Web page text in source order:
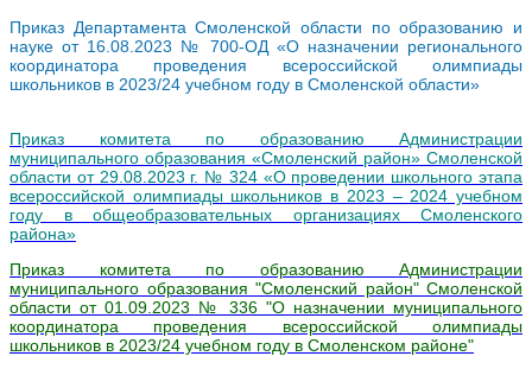
Приказ Департамента Смоленской области по образованию и
науке от 16.08.2023 № 700-ОД «О назначении регионального
координатора проведения всероссийской олимпиады
школьников в 2023/24 учебном году в Смоленской области»
Приказ комитета по образованию Администрации
муниципального образования «Смоленский район» Смоленской
области от 29.08.2023 г. № 324 «О проведении школьного этапа
всероссийской олимпиады школьников в 2023 – 2024 учебном
году в общеобразовательных организациях Смоленского
района»
Приказ комитета по образованию Администрации
муниципального образования "Смоленский район" Смоленской
области от 01.09.2023 № 336 "О назначении муниципального
координатора проведения всероссийской олимпиады
школьников в 2023/24 учебном году в Смоленском районе"